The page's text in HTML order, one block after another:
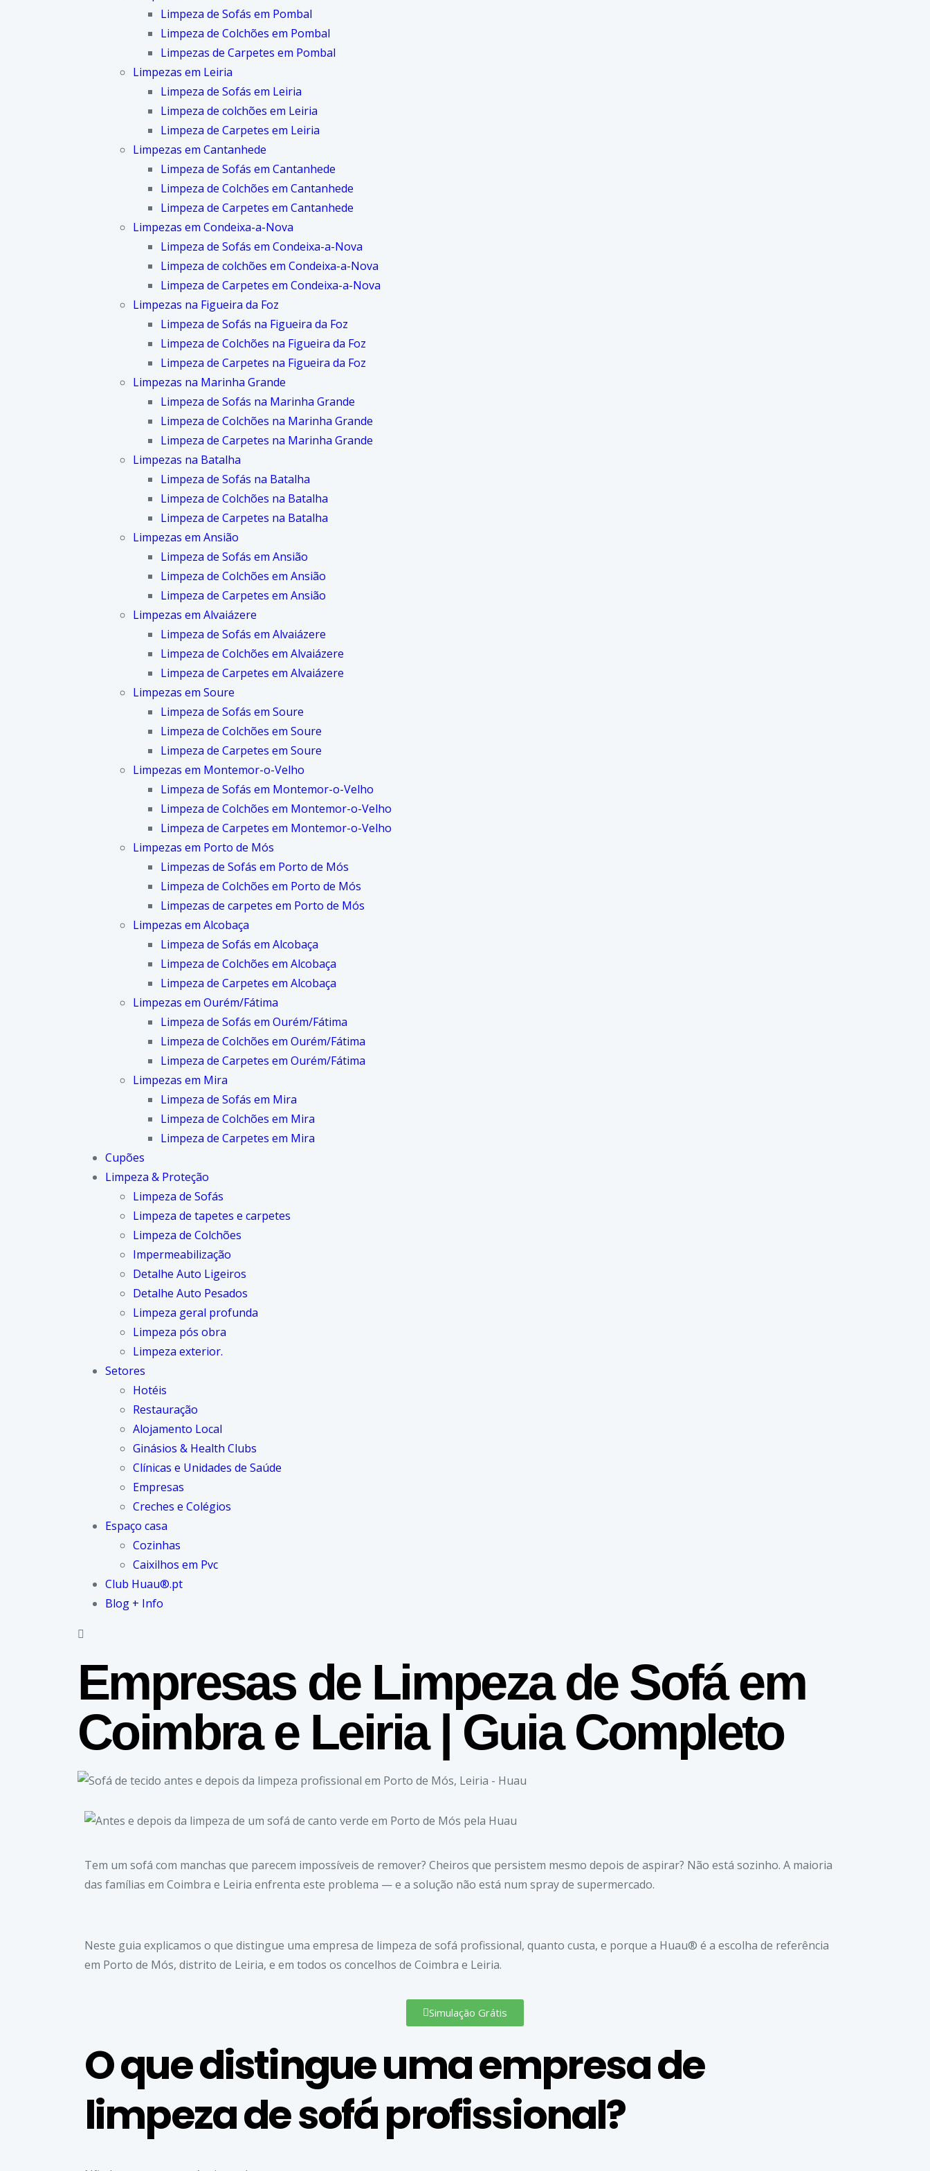
Limpeza de Sofás em Pombal
Limpeza de Colchões em Pombal
Limpezas de Carpetes em Pombal
Limpezas em Leiria
Limpeza de Sofás em Leiria
Limpeza de colchões em Leiria
Limpeza de Carpetes em Leiria
Limpezas em Cantanhede
Limpeza de Sofás em Cantanhede
Limpeza de Colchões em Cantanhede
Limpeza de Carpetes em Cantanhede
Limpezas em Condeixa-a-Nova
Limpeza de Sofás em Condeixa-a-Nova
Limpeza de colchões em Condeixa-a-Nova
Limpeza de Carpetes em Condeixa-a-Nova
Limpezas na Figueira da Foz
Limpeza de Sofás na Figueira da Foz
Limpeza de Colchões na Figueira da Foz
Limpeza de Carpetes na Figueira da Foz
Limpezas na Marinha Grande
Limpeza de Sofás na Marinha Grande
Limpeza de Colchões na Marinha Grande
Limpeza de Carpetes na Marinha Grande
Limpezas na Batalha
Limpeza de Sofás na Batalha
Limpeza de Colchões na Batalha
Limpeza de Carpetes na Batalha
Limpezas em Ansião
Limpeza de Sofás em Ansião
Limpeza de Colchões em Ansião
Limpeza de Carpetes em Ansião
Limpezas em Alvaiázere
Limpeza de Sofás em Alvaiázere
Limpeza de Colchões em Alvaiázere
Limpeza de Carpetes em Alvaiázere
Limpezas em Soure
Limpeza de Sofás em Soure
Limpeza de Colchões em Soure
Limpeza de Carpetes em Soure
Limpezas em Montemor-o-Velho
Limpeza de Sofás em Montemor-o-Velho
Limpeza de Colchões em Montemor-o-Velho
Limpeza de Carpetes em Montemor-o-Velho
Limpezas em Porto de Mós
Limpezas de Sofás em Porto de Mós
Limpeza de Colchões em Porto de Mós
Limpezas de carpetes em Porto de Mós
Limpezas em Alcobaça
Limpeza de Sofás em Alcobaça
Limpeza de Colchões em Alcobaça
Limpeza de Carpetes em Alcobaça
Limpezas em Ourém/Fátima
Limpeza de Sofás em Ourém/Fátima
Limpeza de Colchões em Ourém/Fátima
Limpeza de Carpetes em Ourém/Fátima
Limpezas em Mira
Limpeza de Sofás em Mira
Limpeza de Colchões em Mira
Limpeza de Carpetes em Mira
Cupões
Limpeza & Proteção
Limpeza de Sofás
Limpeza de tapetes e carpetes
Limpeza de Colchões
Impermeabilização
Detalhe Auto Ligeiros
Detalhe Auto Pesados
Limpeza geral profunda
Limpeza pós obra
Limpeza exterior.
Setores
Hotéis
Restauração
Alojamento Local
Ginásios & Health Clubs
Clínicas e Unidades de Saúde
Empresas
Creches e Colégios
Espaço casa
Cozinhas
Caixilhos em Pvc
Club Huau®.pt
Blog + Info
Empresas de Limpeza de Sofá em
Coimbra e Leiria | Guia Completo
Tem um sofá com manchas que parecem impossíveis de remover? Cheiros que persistem mesmo depois de aspirar? Não está sozinho. A maioria
das famílias em Coimbra e Leiria enfrenta este problema — e a solução não está num spray de supermercado.
Neste guia explicamos o que distingue uma empresa de limpeza de sofá profissional, quanto custa, e porque a Huau® é a escolha de referência
em Porto de Mós, distrito de Leiria, e em todos os concelhos de Coimbra e Leiria.
Simulação Grátis
O que distingue uma empresa de
limpeza de sofá profissional?